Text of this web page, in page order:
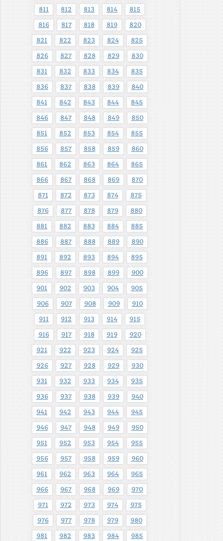
811 812 813 814 815
816 817 818 819 820
821 822 823 824 825
826 827 828 829 830
831 832 833 834 835
836 837 838 839 840
841 842 843 844 845
846 847 848 849 850
851 852 853 854 855
856 857 858 859 860
861 862 863 864 865
866 867 868 869 870
871 872 873 874 875
876 877 878 879 880
881 882 883 884 885
886 887 888 889 890
891 892 893 894 895
896 897 898 899 900
901 902 903 904 905
906 907 908 909 910
911 912 913 914 915
916 917 918 919 920
921 922 923 924 925
926 927 928 929 930
931 932 933 934 935
936 937 938 939 940
941 942 943 944 945
946 947 948 949 950
951 952 953 954 955
956 957 958 959 960
961 962 963 964 965
966 967 968 969 970
971 972 973 974 975
976 977 978 979 980
981 982 983 984 985